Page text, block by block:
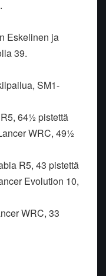
Eskelinen ja
39.
SM1-
64½ pistettä
WRC, 49½
R5, 43 pistettä
Evolution 10,
WRC, 33